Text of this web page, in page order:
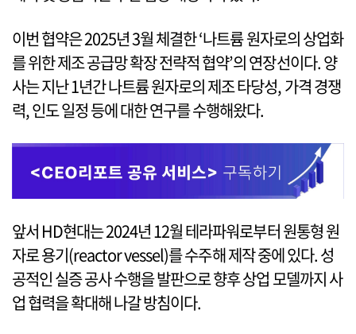
이번 협약은 2025년 3월 체결한 ‘나트륨 원자로의 상업화
를 위한 제조 공급망 확장 전략적 협약’의 연장선이다. 양
사는 지난 1년간 나트륨 원자로의 제조 타당성, 가격 경쟁
력, 인도 일정 등에 대한 연구를 수행해왔다.
앞서 HD현대는 2024년 12월 테라파워로부터 원통형 원
자로 용기(reactor vessel)를 수주해 제작 중에 있다. 성
공적인 실증 공사 수행을 발판으로 향후 상업 모델까지 사
업 협력을 확대해 나갈 방침이다.